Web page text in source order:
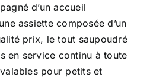
d’un accueil
assiette composée d’un
prix, le tout saupoudré
en service continu à toute
pour petits et